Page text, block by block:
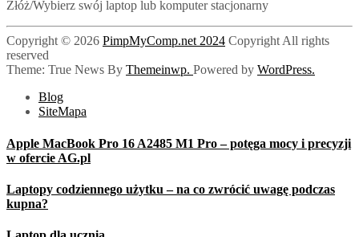
Złóż/Wybierz swój laptop lub komputer stacjonarny
Copyright © 2026 PimpMyComp.net 2024 Copyright All rights
reserved
Theme: True News By Themeinwp. Powered by WordPress.
Blog
SiteMapa
Apple MacBook Pro 16 A2485 M1 Pro – potęga mocy i precyzji
w ofercie AG.pl
Laptopy codziennego użytku – na co zwrócić uwagę podczas
kupna?